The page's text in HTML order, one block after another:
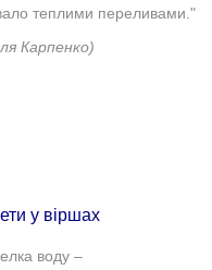
теплими переливами."
Карпенко)
у віршах
воду –